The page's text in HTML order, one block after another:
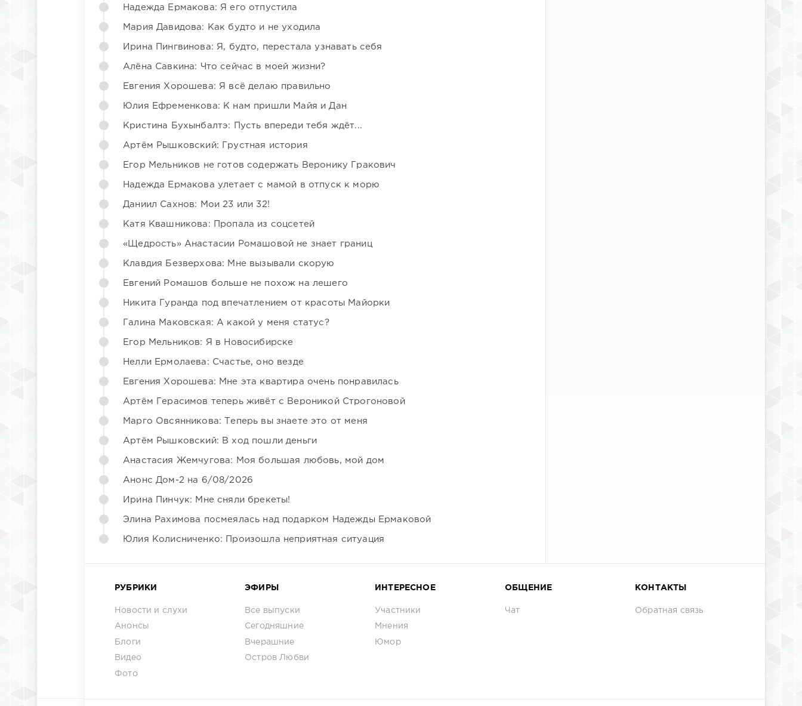
Надежда Ермакова: Я его отпустила
Мария Давидова: Как будто и не уходила
Ирина Пингвинова: Я, будто, перестала узнавать себя
Алёна Савкина: Что сейчас в моей жизни?
Евгения Хорошева: Я всё делаю правильно
Юлия Ефременкова: К нам пришли Майя и Дан
Кристина Бухынбалтэ: Пусть впереди тебя ждёт...
Артём Рышковский: Грустная история
Егор Мельников не готов содержать Веронику Гракович
Надежда Ермакова улетает с мамой в отпуск к морю
Даниил Сахнов: Мои 23 или 32!
Катя Квашникова: Пропала из соцсетей
«Щедрость» Анастасии Ромашовой не знает границ
Клавдия Безверхова: Мне вызывали скорую
Евгений Ромашов больше не похож на лешего
Никита Гуранда под впечатлением от красоты Майорки
Галина Маковская: А какой у меня статус?
Егор Мельников: Я в Новосибирске
Нелли Ермолаева: Счастье, оно везде
Евгения Хорошева: Мне эта квартира очень понравилась
Артём Герасимов теперь живёт с Вероникой Строгоновой
Марго Овсянникова: Теперь вы знаете это от меня
Артём Рышковский: В ход пошли деньги
Анастасия Жемчугова: Моя большая любовь, мой дом
Анонс Дом-2 на 6/08/2026
Ирина Пинчук: Мне сняли брекеты!
Элина Рахимова посмеялась над подарком Надежды Ермаковой
Юлия Колисниченко: Произошла неприятная ситуация
РУБРИКИ
Новости и слухи
Анонсы
Блоги
Видео
Фото
ЭФИРЫ
Все выпуски
Сегодняшние
Вчерашние
Остров Любви
ИНТЕРЕСНОЕ
Участники
Мнения
Юмор
ОБЩЕНИЕ
Чат
КОНТАКТЫ
Обратная связь